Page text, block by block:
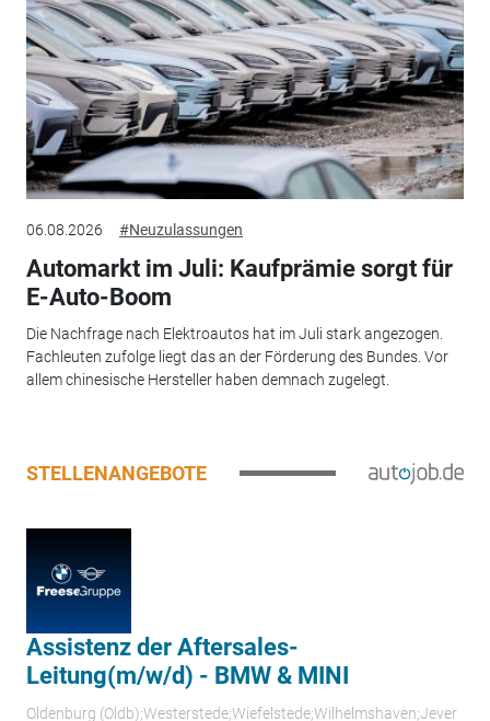
06.08.2026 #Neuzulassungen
Automarkt im Juli: Kaufprämie sorgt für
E-Auto-Boom
Die Nachfrage nach Elektroautos hat im Juli stark angezogen.
Fachleuten zufolge liegt das an der Förderung des Bundes. Vor
allem chinesische Hersteller haben demnach zugelegt.
STELLENANGEBOTE
Assistenz der Aftersales-
Leitung(m/w/d) - BMW & MINI
Oldenburg (Oldb);Westerstede;Wiefelstede;Wilhelmshaven;Jever